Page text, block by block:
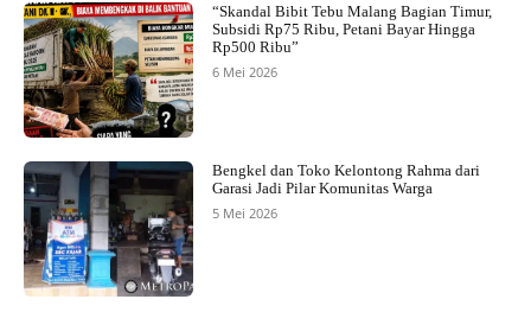
“Skandal Bibit Tebu Malang Bagian Timur,
Subsidi Rp75 Ribu, Petani Bayar Hingga
Rp500 Ribu”
6 Mei 2026
Bengkel dan Toko Kelontong Rahma dari
Garasi Jadi Pilar Komunitas Warga
5 Mei 2026